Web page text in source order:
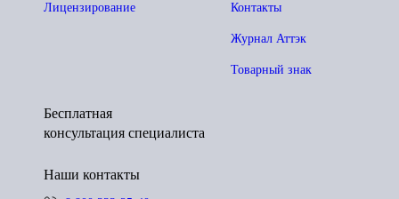
Контакты
Журнал Аттэк
Товарный знак
Лицензирование
Бесплатная
консультация специалиста
Наши контакты